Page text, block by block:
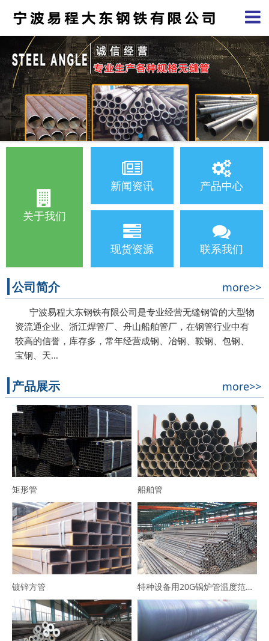
关于我们
新闻资讯 产品中心
现货资源 联系我们
公司简介 more>>
宁波易程大东钢铁有限公司是专业经营无缝钢管的大型物
资流通企业、浙江焊管厂、舟山船舶管厂，在钢管行业中有
较高的信誉，库存多，常年经营成钢、冶钢、鞍钢、包钢、
宝钢、天…
产品展示 more>>
矩形管 船舶管
镀锌方管 特种设备用20G锅炉管温度范围-咨询宁波易程大东